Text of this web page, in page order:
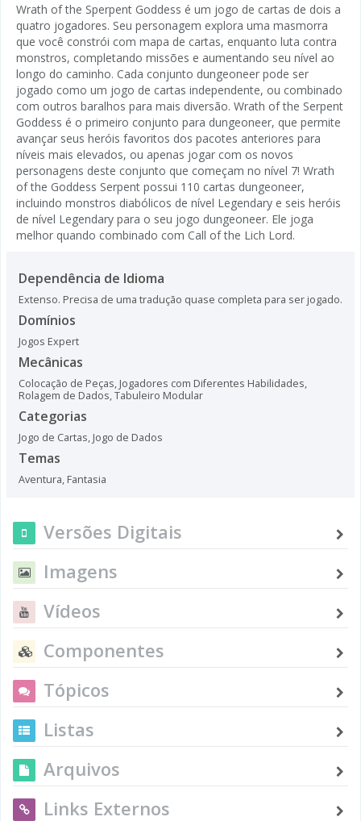
Wrath of the Sperpent Goddess é um jogo de cartas de dois a
quatro jogadores. Seu personagem explora uma masmorra
que você constrói com mapa de cartas, enquanto luta contra
monstros, completando missões e aumentando seu nível ao
longo do caminho. Cada conjunto dungeoneer pode ser
jogado como um jogo de cartas independente, ou combinado
com outros baralhos para mais diversão. Wrath of the Serpent
Goddess é o primeiro conjunto para dungeoneer, que permite
avançar seus heróis favoritos dos pacotes anteriores para
níveis mais elevados, ou apenas jogar com os novos
personagens deste conjunto que começam no nível 7! Wrath
of the Goddess Serpent possui 110 cartas dungeoneer,
incluindo monstros diabólicos de nível Legendary e seis heróis
de nível Legendary para o seu jogo dungeoneer. Ele joga
melhor quando combinado com Call of the Lich Lord.
Dependência de Idioma
Extenso. Precisa de uma tradução quase completa para ser jogado.
Domínios
Jogos Expert
Mecânicas
Colocação de Peças, Jogadores com Diferentes Habilidades,
Rolagem de Dados,Tabuleiro Modular
Categorias
Jogo de Cartas, Jogo de Dados
Temas
Aventura, Fantasia
Versões Digitais
Imagens
Vídeos
Componentes
Tópicos
Listas
Arquivos
Links Externos